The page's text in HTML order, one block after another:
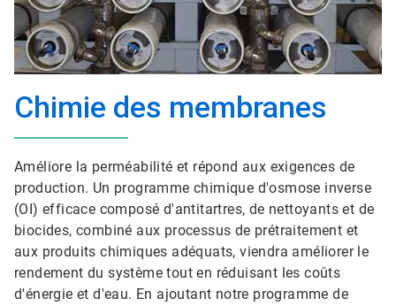
Chimie des membranes
Améliore la perméabilité et répond aux exigences de
production. Un programme chimique d'osmose inverse
(OI) efficace composé d'antitartres, de nettoyants et de
biocides, combiné aux processus de prétraitement et
aux produits chimiques adéquats, viendra améliorer le
rendement du système tout en réduisant les coûts
d'énergie et d'eau. En ajoutant notre programme de